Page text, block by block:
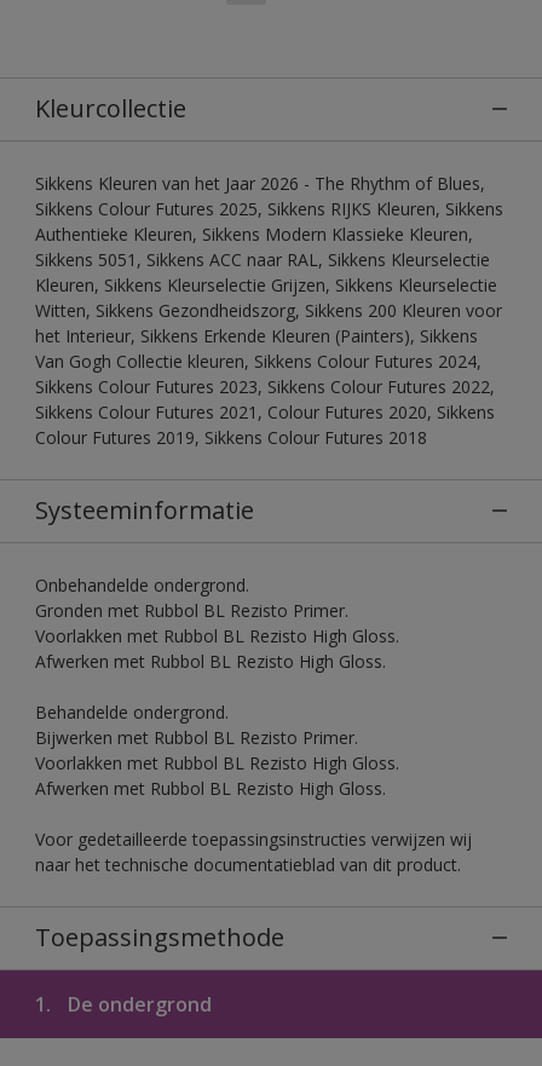
Kleurcollectie
Sikkens Kleuren van het Jaar 2026 - The Rhythm of Blues,
Sikkens Colour Futures 2025, Sikkens RIJKS Kleuren, Sikkens
Authentieke Kleuren, Sikkens Modern Klassieke Kleuren,
Sikkens 5051, Sikkens ACC naar RAL, Sikkens Kleurselectie
Kleuren, Sikkens Kleurselectie Grijzen, Sikkens Kleurselectie
Witten, Sikkens Gezondheidszorg, Sikkens 200 Kleuren voor
het Interieur, Sikkens Erkende Kleuren (Painters), Sikkens
Van Gogh Collectie kleuren, Sikkens Colour Futures 2024,
Sikkens Colour Futures 2023, Sikkens Colour Futures 2022,
Sikkens Colour Futures 2021, Colour Futures 2020, Sikkens
Colour Futures 2019, Sikkens Colour Futures 2018
Systeeminformatie
Onbehandelde ondergrond.
Gronden met Rubbol BL Rezisto Primer.
Voorlakken met Rubbol BL Rezisto High Gloss.
Afwerken met Rubbol BL Rezisto High Gloss.
Behandelde ondergrond.
Bijwerken met Rubbol BL Rezisto Primer.
Voorlakken met Rubbol BL Rezisto High Gloss.
Afwerken met Rubbol BL Rezisto High Gloss.
Voor gedetailleerde toepassingsinstructies verwijzen wij
naar het technische documentatieblad van dit product.
Toepassingsmethode
1. De ondergrond